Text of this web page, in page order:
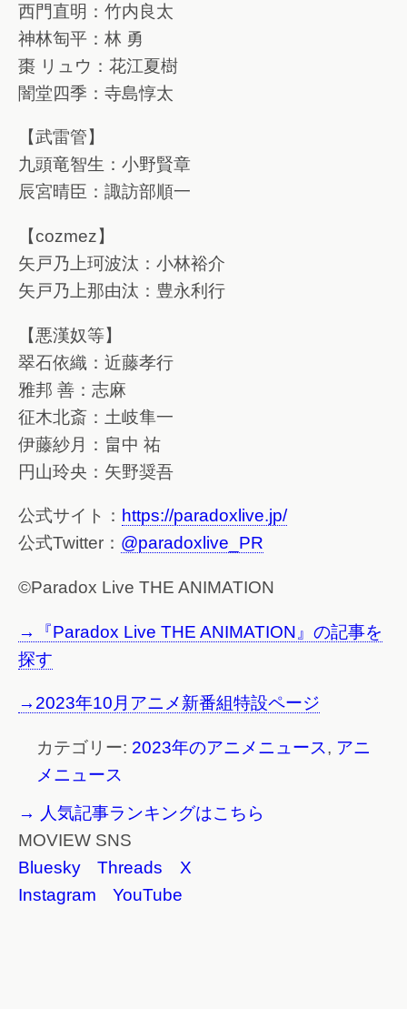
西門直明：竹内良太
神林匋平：林 勇
棗 リュウ：花江夏樹
闇堂四季：寺島惇太
【武雷管】
九頭竜智生：小野賢章
辰宮晴臣：諏訪部順一
【cozmez】
矢戸乃上珂波汰：小林裕介
矢戸乃上那由汰：豊永利行
【悪漢奴等】
翠石依織：近藤孝行
雅邦 善：志麻
征木北斎：土岐隼一
伊藤紗月：畠中 祐
円山玲央：矢野奨吾
公式サイト： https://paradoxlive.jp/
公式Twitter： @paradoxlive_PR
©Paradox Live THE ANIMATION
→『Paradox Live THE ANIMATION』の記事を
探す
→2023年10月アニメ新番組特設ページ
カテゴリー: 2023年のアニメニュース, アニ
メニュース
→ 人気記事ランキングはこちら
MOVIEW SNS
Bluesky
Threads
X
Instagram
YouTube